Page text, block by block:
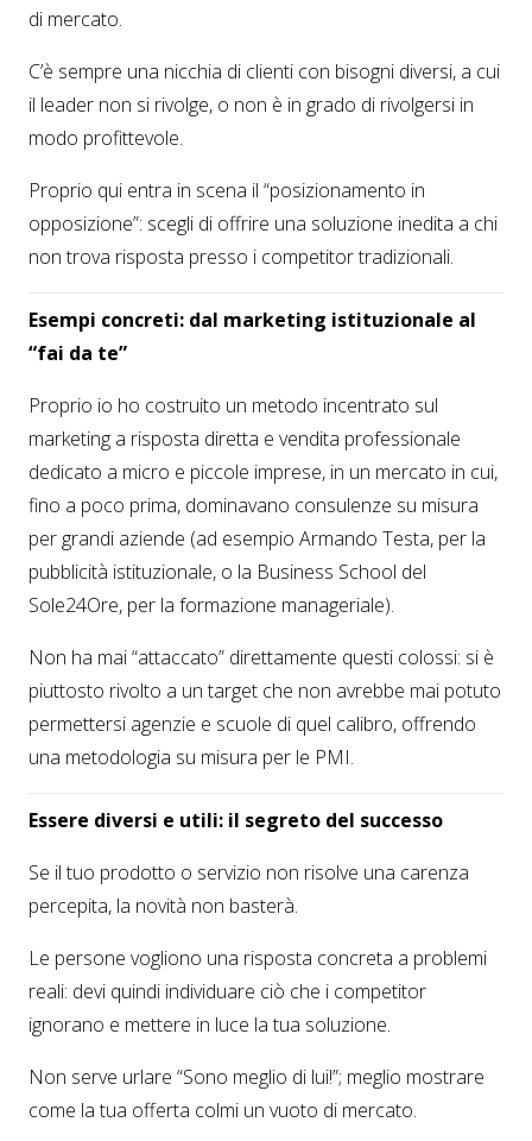
di mercato.
C’è sempre una nicchia di clienti con bisogni diversi, a cui
il leader non si rivolge, o non è in grado di rivolgersi in
modo profittevole.
Proprio qui entra in scena il “posizionamento in
opposizione”: scegli di offrire una soluzione inedita a chi
non trova risposta presso i competitor tradizionali.
Esempi concreti: dal marketing istituzionale al
“fai da te”
Proprio io ho costruito un metodo incentrato sul
marketing a risposta diretta e vendita professionale
dedicato a micro e piccole imprese, in un mercato in cui,
fino a poco prima, dominavano consulenze su misura
per grandi aziende (ad esempio Armando Testa, per la
pubblicità istituzionale, o la Business School del
Sole24Ore, per la formazione manageriale).
Non ha mai “attaccato” direttamente questi colossi: si è
piuttosto rivolto a un target che non avrebbe mai potuto
permettersi agenzie e scuole di quel calibro, offrendo
una metodologia su misura per le PMI.
Essere diversi e utili: il segreto del successo
Se il tuo prodotto o servizio non risolve una carenza
percepita, la novità non basterà.
Le persone vogliono una risposta concreta a problemi
reali: devi quindi individuare ciò che i competitor
ignorano e mettere in luce la tua soluzione.
Non serve urlare “Sono meglio di lui!”; meglio mostrare
come la tua offerta colmi un vuoto di mercato.